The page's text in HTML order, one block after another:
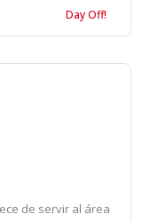
Day Off!
de servir al área